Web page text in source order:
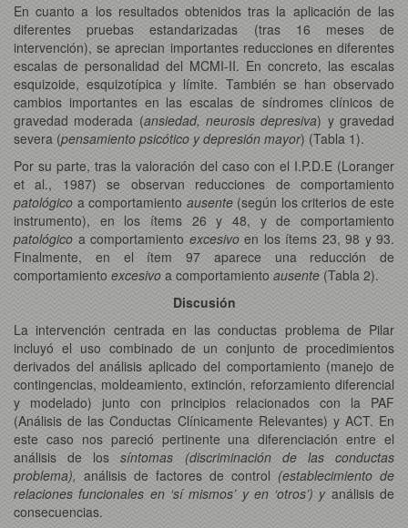
En cuanto a los resultados obtenidos tras la aplicación de las
diferentes pruebas estandarizadas (tras 16 meses de
intervención), se aprecian importantes reducciones en diferentes
escalas de personalidad del MCMI-II. En concreto, las escalas
esquizoide, esquizotípica y límite. También se han observado
cambios importantes en las escalas de síndromes clínicos de
gravedad moderada (ansiedad, neurosis depresiva) y gravedad
severa (pensamiento psicótico y depresión mayor) (Tabla 1).
Por su parte, tras la valoración del caso con el I.P.D.E (Loranger
et al., 1987) se observan reducciones de comportamiento
patológico a comportamiento ausente (según los criterios de este
instrumento), en los ítems 26 y 48, y de comportamiento
patológico a comportamiento excesivoen los ítems 23, 98 y 93.
Finalmente, en el ítem 97 aparece una reducción de
comportamiento excesivo a comportamiento ausente (Tabla 2).
Discusión
La intervención centrada en las conductas problema de Pilar
incluyó el uso combinado de un conjunto de procedimientos
derivados del análisis aplicado del comportamiento (manejo de
contingencias, moldeamiento, extinción, reforzamiento diferencial
y modelado) junto con principios relacionados con la PAF
(Análisis de las Conductas Clínicamente Relevantes) y ACT. En
este caso nos pareció pertinente una diferenciación entre el
análisis de lossíntomas
(discriminación de las conductas
problema), análisis de factores de control (establecimiento de
relaciones funcionales en ‘sí mismos’ y en ‘otros’) y análisis de
consecuencias.